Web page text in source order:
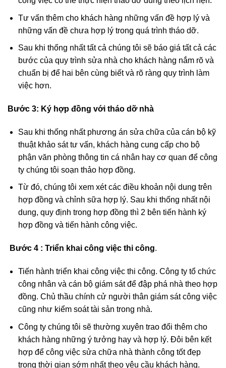
công việc có thể thực hiện tháo dỡ đúng theo lịch hẹn.
Tư vấn thêm cho khách hàng những vấn đề hợp lý và
những vấn đề chưa hợp lý trong quá trình tháo dỡ.
Sau khi thống nhất tất cả chúng tôi sẽ báo giá tất cả các
bước của quy trình sửa nhà cho khách hàng nắm rõ và
chuẩn bị để hai bên cùng biết và rõ ràng quy trình làm
Ký hợp đồng với tháo dỡ nhà
Sau khi thống nhất phương án sửa chữa của cán bộ kỹ
thuật khảo sát tư vấn, khách hàng cung cấp cho bộ
phận văn phòng thông tin cá nhân hay cơ quan để công
ty chúng tôi soạn thảo hợp đồng.
Từ đó, chúng tôi xem xét các điều khoản nội dung trên
hợp đồng và chỉnh sữa hợp lý. Sau khi thống nhất nội
dung, quy định trong hợp đồng thì 2 bên tiến hành ký
Bước 4 : Triển khai công việc thi công
Tiến hành triển khai công việc thi công. Công ty tổ chức
công nhân và cán bộ giám sát để đập phá nhà theo hợp
đồng. Chủ thầu chính cử người thân giám sát công việc
cũng như kiểm soát tài sản trong nhà.
Công ty chúng tôi sẽ thường xuyên trao đổi thêm cho
khách hàng những ý tưởng hay và hợp lý. Đôi bên kết
hợp để công việc sửa chữa nhà thành công tốt đẹp